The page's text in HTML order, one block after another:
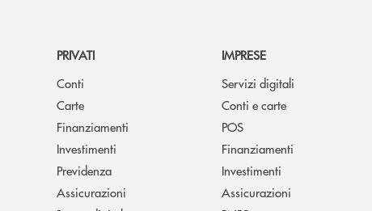
PRIVATI
Conti
Carte
Finanziamenti
Investimenti
Previdenza
Assicurazioni
IMPRESE
Servizi digitali
Conti e carte
POS
Finanziamenti
Investimenti
Assicurazioni